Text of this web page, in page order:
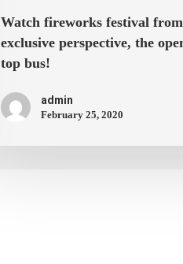
Watch fireworks festival
exclusive perspective, the
top bus!
admin
February 25, 2020